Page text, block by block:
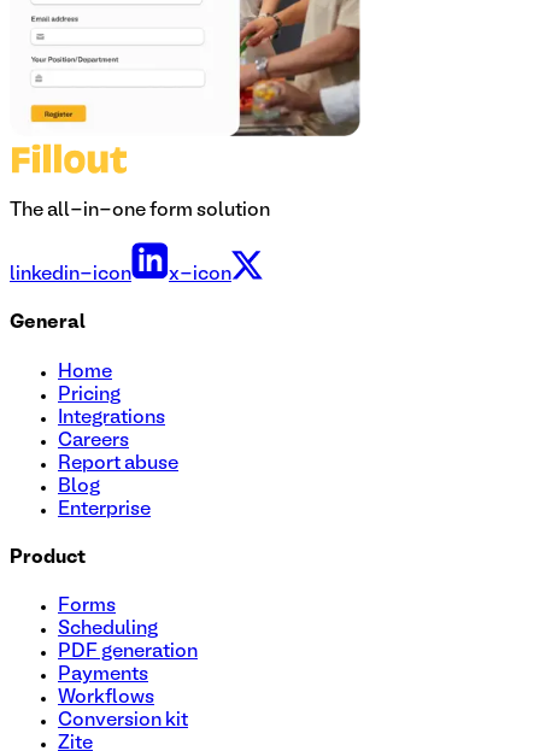
The all-in-one form solution
linkedin-icon x-icon
General
Home
Pricing
Integrations
Careers
Report abuse
Blog
Enterprise
Product
Forms
Scheduling
PDF generation
Payments
Workflows
Conversion kit
Zite